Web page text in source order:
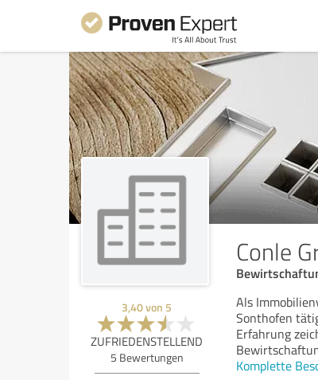
Conle
3,40von 5
ZUFRIEDENSTELLEND
5 Bewertungen
Als
Sonthofen
Erfahrung
Komplette